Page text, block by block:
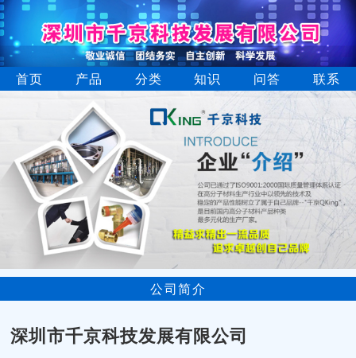
首页 产品 分类 知识 问答 联系
公司简介
深圳市千京科技发展有限公司